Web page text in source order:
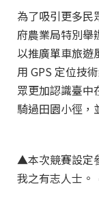
為了吸引更多民
府農業局特別舉
以推廣單車旅遊
用 GPS 定位技
眾更加認識臺中
騎過田園小徑，
▲本次競賽設定
我之有志人士。